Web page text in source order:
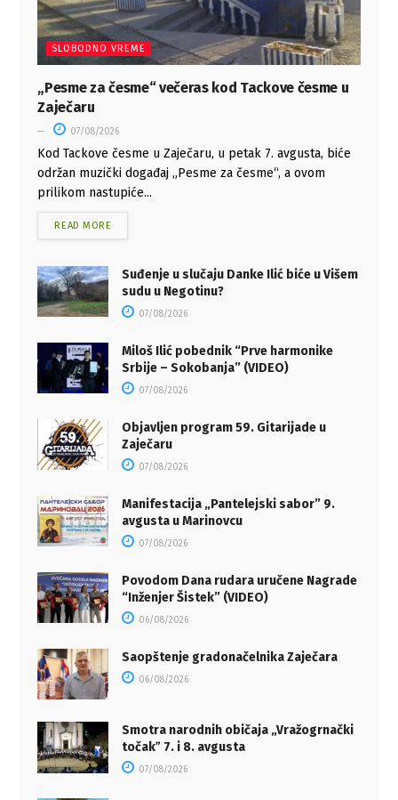
SLOBODNO VREME
„Pesme za česme“ večeras kod Tackove česme u
Zaječaru
07/08/2026
Kod Tackove česme u Zaječaru, u petak 7. avgusta, biće
održan muzički događaj „Pesme za česme“, a ovom
prilikom nastupiće...
READ MORE
Suđenje u slučaju Danke Ilić biće u Višem
sudu u Negotinu?
07/08/2026
Miloš Ilić pobednik “Prve harmonike
Srbije – Sokobanja” (VIDEO)
07/08/2026
Objavljen program 59. Gitarijade u
Zaječaru
07/08/2026
Manifestacija „Pantelejski sabor” 9.
avgusta u Marinovcu
07/08/2026
Povodom Dana rudara uručene Nagrade
“Inženjer Šistek” (VIDEO)
06/08/2026
Saopštenje gradonačelnika Zaječara
06/08/2026
Smotra narodnih običaja „Vražogrnački
točakˮ 7. i 8. avgusta
07/08/2026